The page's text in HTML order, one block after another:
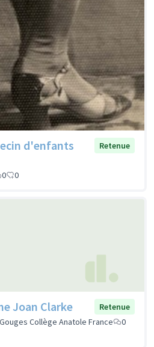
d'enfants
Retenue
0 0
Joan Clarke
Retenue
Collège Anatole France
0